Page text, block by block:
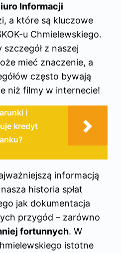
Informacji
a które są kluczowe
u Chmielewskiego.
z naszej
mieć znaczenie, a
często bywają
niż filmy w internecie!
i
kredyt
informacją
historia spłat
jak dokumentacja
przygód – zarówno
fortunnych. W
istotne